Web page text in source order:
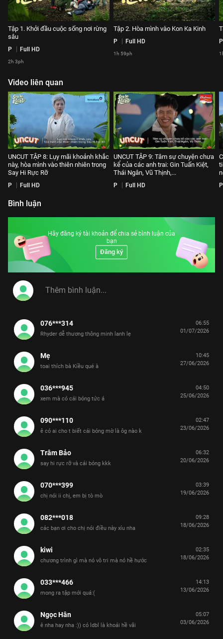
Tập 1. Khởi đầu cuộc sống nơi rừng
sâu
P Full HD
2h 3ph
Tập 2. Hòa mình vào Kon Ka Kinh
P Full HD
1h 59ph
P
Video liên quan
UNCUT TẬP 8: Lụy mãi khoảnh khắc
này, hòa mình vào thiên nhiên trong
Say Hi Rực Rỡ
P Full HD
UNCUT TẬP 9: Tâm sự chuyện chưa
kể của các anh trai: Gin Tuấn Kiệt,
Thái Ngân, Vũ Thịnh,...
P Full HD P
Bình luận
Hãy đăng ký tài khoản để chia sẻ bình luận của
bạn
Đăng ký
076***314
Rhyder dễ thương thông minh lanh lẹ
06:55
01/07/2026
Mẹ
toai thích bà Kiều qué à
10:45
27/06/2026
036***945
xem mà có cái bóng tức á
04:50
25/06/2026
090***110
ê có ai cho t biết cái bóng mờ là ôg nào k
02:47
23/06/2026
Trâm Bảo
say hi rực rỡ và cái bóng kkk
06:32
20/06/2026
070***399
chị nói ii chị, em bị tò mò
03:39
19/06/2026
082***018
các bạn ơi cho chị nói điều này xíu nha
09:28
18/06/2026
kiwi
chương trình gì mà nó vô tri mà nó hề hước
02:35
18/06/2026
033***466
mong ra tập mới quá:(
14:13
13/06/2026
Ngọc Hân
ê nha hay nha :)) có ldbl là khoái hề vãi
05:07
03/06/2026